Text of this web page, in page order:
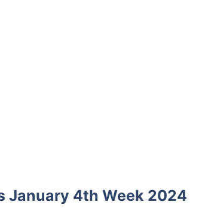
January 4th Week 2024